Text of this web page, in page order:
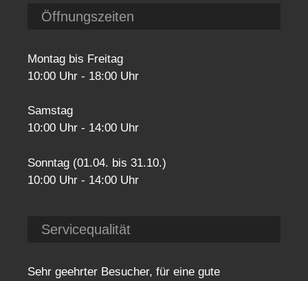
Öffnungszeiten
Montag bis Freitag
10:00 Uhr - 18:00 Uhr
Samstag
10:00 Uhr - 14:00 Uhr
Sonntag (01.04. bis 31.10.)
10:00 Uhr - 14:00 Uhr
Servicequalität
Sehr geehrter Besucher, für eine gute